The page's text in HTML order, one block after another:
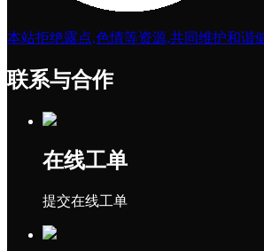
本站拒绝露点,色情等资源,共同维护和谐
联系与合作
在线工单
提交在线工单